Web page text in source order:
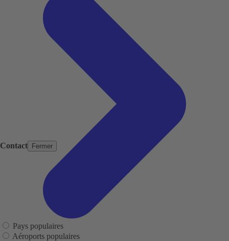
Contact Fermer
Pays populaires
Aéroports populaires